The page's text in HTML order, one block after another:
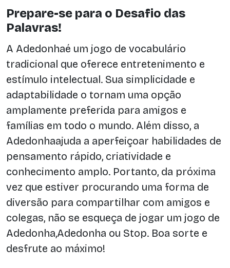
Prepare-se para o Desafio das
Palavras!
A Adedonhaé um jogo de vocabulário
tradicional que oferece entretenimento e
estímulo intelectual. Sua simplicidade e
adaptabilidade o tornam uma opção
amplamente preferida para amigos e
famílias em todo o mundo. Além disso, a
Adedonhaajuda a aperfeiçoar habilidades de
pensamento rápido, criatividade e
conhecimento amplo. Portanto, da próxima
vez que estiver procurando uma forma de
diversão para compartilhar com amigos e
colegas, não se esqueça de jogar um jogo de
Adedonha,Adedonha ou Stop. Boa sorte e
desfrute ao máximo!